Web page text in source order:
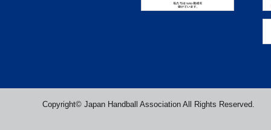
Copyright© Japan Handball Association All Rights Reserved.